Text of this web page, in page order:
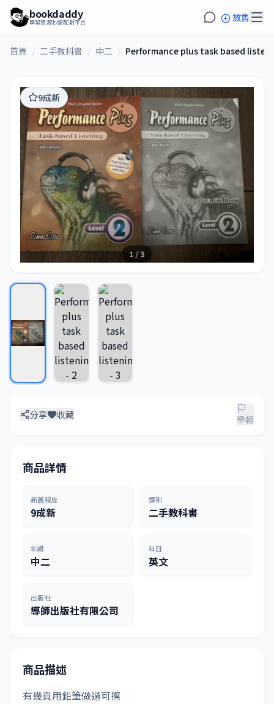
bookdaddy
學習資源秒速配對平台 放售
首頁 / 二手教科書 / 中二 / Performance plus task based
1 / 3
9成新
分享 收藏 舉報
商品詳情
新舊程度
9成新
類別
二手教科書
年級
中二
科目
英文
出版社
導師出版社有限公司
商品描述
有幾頁用鉛筆做過可擦